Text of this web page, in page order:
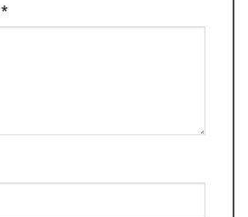
*